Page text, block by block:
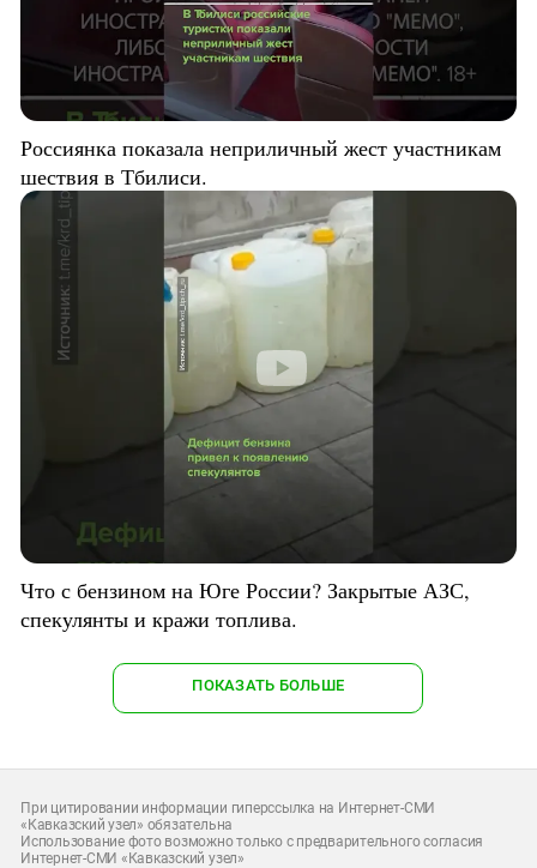
Россиянка показала неприличный жест участникам
шествия в Тбилиси.
Что с бензином на Юге России? Закрытые АЗС,
спекулянты и кражи топлива.
ПОКАЗАТЬ БОЛЬШЕ
При цитировании информации гиперссылка на Интернет-СМИ
«Кавказский узел» обязательна
Использование фото возможно только с предварительного согласия
Интернет-СМИ «Кавказский узел»